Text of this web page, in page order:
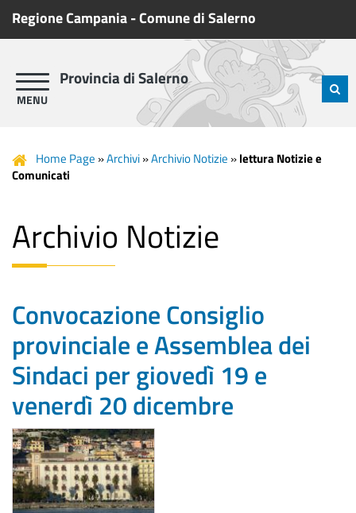
Regione Campania-Comune di Salerno
Provincia di Salerno
Home Page »Archivi»Archivio Notizie »lettura Notizie e
Comunicati
Archivio Notizie
Convocazione Consiglio
provinciale e Assemblea dei
Sindaci per giovedì 19 e
venerdì 20 dicembre